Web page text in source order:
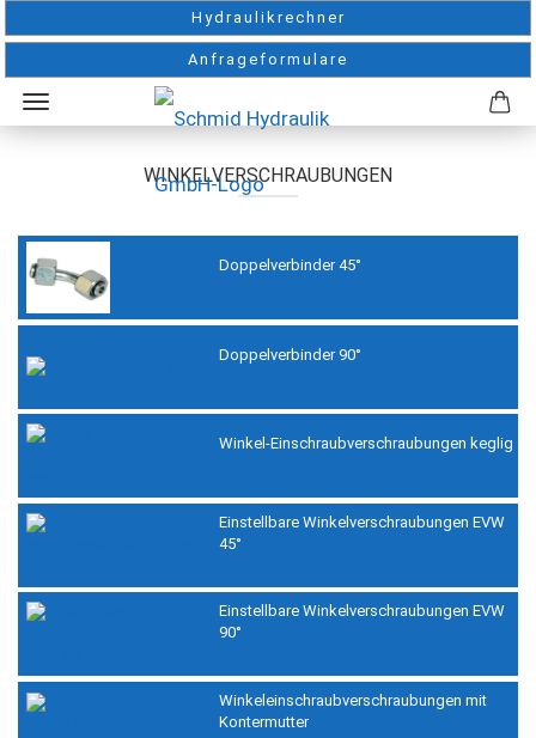
Hydraulikrechner
Anfrageformulare
WINKELVERSCHRAUBUNGEN
Doppelverbinder 45°
Doppelverbinder 90°
Winkel-Einschraubverschraubungen keglig
Einstellbare Winkelverschraubungen EVW
45°
Einstellbare Winkelverschraubungen EVW
90°
Winkeleinschraubverschraubungen mit
Kontermutter